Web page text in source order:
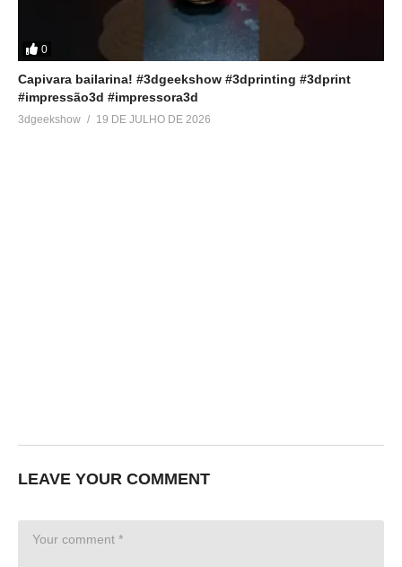
0
Capivara bailarina! #3dgeekshow #3dprinting #3dprint
#impressão3d #impressora3d
3dgeekshow 19 DE JULHO DE 2026
LEAVE YOUR COMMENT